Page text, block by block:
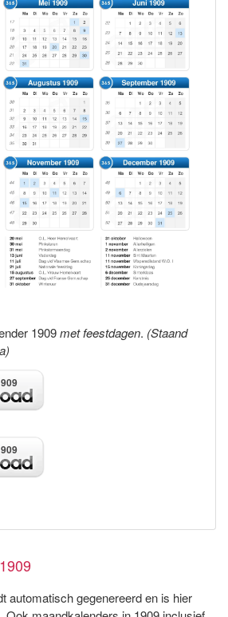
1909met feestdagen. (Staand
automatisch gegenereerd en is hier